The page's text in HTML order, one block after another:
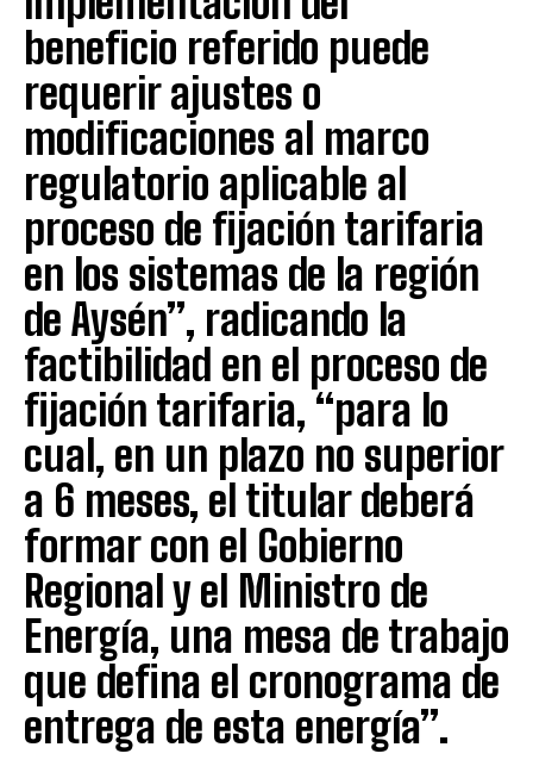
beneficio referido puede
requerir ajustes o
modificaciones al marco
regulatorio aplicable al
proceso de fijación tarifaria
en los sistemas de la región
de Aysén”, radicando la
factibilidad en el proceso de
fijación tarifaria, “para lo
cual, en un plazo no superior
a 6 meses, el titular deberá
formar con el Gobierno
Regional y el Ministro de
Energía, una mesa de trabajo
que defina el cronograma de
entrega de esta energía”.